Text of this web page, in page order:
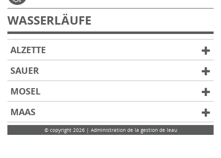
WASSERLÄUFE
ALZETTE
SAUER
MOSEL
MAAS
© copyright 2026 | Administration de la gestion de leau